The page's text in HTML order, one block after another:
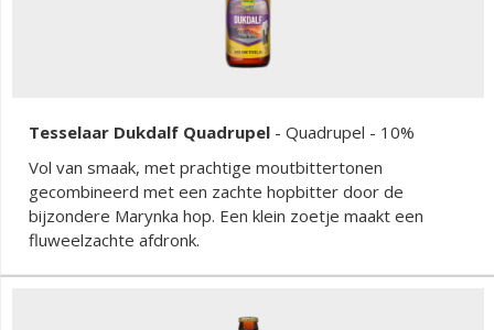
Tesselaar Dukdalf Quadrupel - Quadrupel - 10%
Vol van smaak, met prachtige moutbittertonen
gecombineerd met een zachte hopbitter door de
bijzondere Marynka hop. Een klein zoetje maakt een
fluweelzachte afdronk.